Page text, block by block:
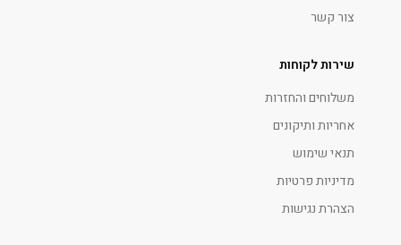
צור קשר
שירות לקוחות
משלוחים והחזרות
אחריות ותיקונים
תנאי שימוש
מדיניות פרטיות
הצהרת נגישות